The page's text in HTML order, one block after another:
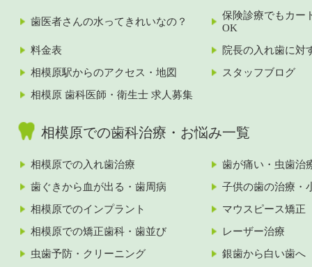
歯医者さんの水ってきれいなの？
保険診療でもカー
OK
料金表
院長の入れ歯に対
相模原駅からのアクセス・地図
スタッフブログ
相模原 歯科医師・衛生士 求人募集
相模原での歯科治療・お悩み一覧
相模原での入れ歯治療
歯が痛い・虫歯治
歯ぐきから血が出る・歯周病
子供の歯の治療・
相模原でのインプラント
マウスピース矯正
相模原での矯正歯科・歯並び
レーザー治療
虫歯予防・クリーニング
銀歯から白い歯へ